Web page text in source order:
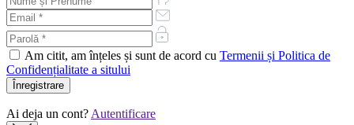
Am citit, am înțeles și sunt de acord cu Termenii și Politica de
Confidențialitate a sitului
Ai deja un cont? Autentificare